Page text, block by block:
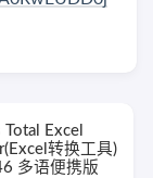
Excel
转换工具)
多语便携版